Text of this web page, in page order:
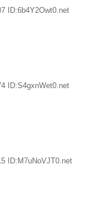
ID:6b4Y2Owt0.net
ID:S4gxnWet0.net
ID:M7uNoVJT0.net